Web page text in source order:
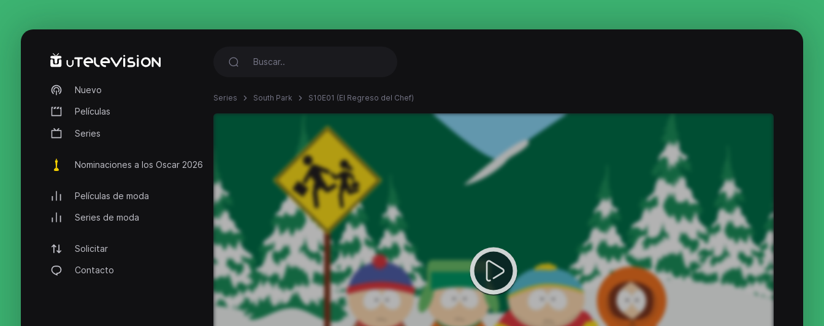
Nuevo
Películas
Series
Nominaciones a los Oscar 2026
Películas de moda
Series de moda
Solicitar
Contacto
Series South Park S10E01 (El Regreso del Chef)